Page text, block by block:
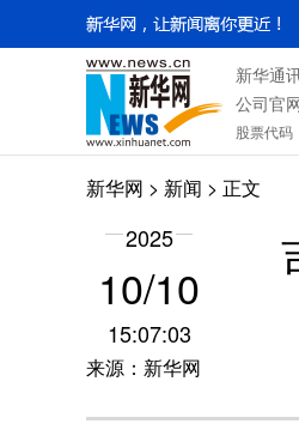
新华通
公司官
股票代码
新华网 > 新闻 > 正文
2025
10/10
15:07:03
来源：新华网